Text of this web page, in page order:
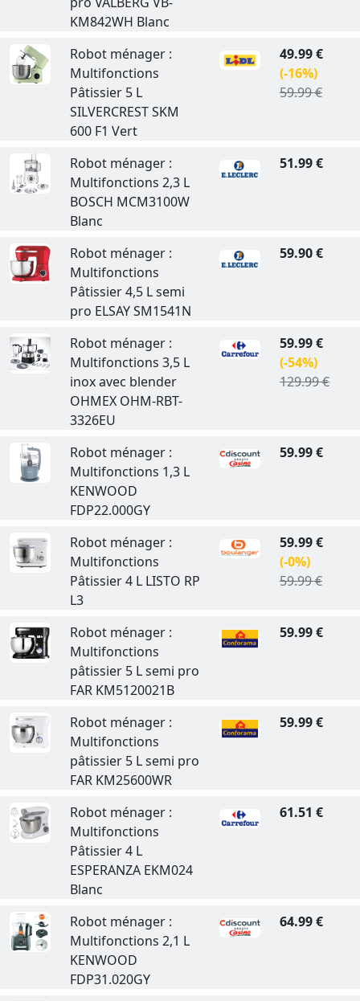
KM842WH Blanc
Robot ménager :
Multifonctions
Pâtissier 5 L
SILVERCREST SKM
600 F1 Vert
49.99 €
(-16%)
59.99 €
Robot ménager :
Multifonctions 2,3 L
BOSCH MCM3100W
Blanc
51.99 €
Robot ménager :
Multifonctions
Pâtissier 4,5 L semi
pro ELSAY SM1541N
59.90 €
Robot ménager :
Multifonctions 3,5 L
inox avec blender
OHMEX OHM-RBT-
3326EU
59.99 €
(-54%)
129.99 €
Robot ménager :
Multifonctions 1,3 L
KENWOOD
FDP22.000GY
59.99 €
Robot ménager :
Multifonctions
Pâtissier 4 L LISTO RP
L3
59.99 €
(-0%)
59.99 €
Robot ménager :
Multifonctions
pâtissier 5 L semi pro
FAR KM5120021B
59.99 €
Robot ménager :
Multifonctions
pâtissier 5 L semi pro
FAR KM25600WR
59.99 €
Robot ménager :
Multifonctions
Pâtissier 4 L
ESPERANZA EKM024
Blanc
61.51 €
Robot ménager :
Multifonctions 2,1 L
KENWOOD
FDP31.020GY
64.99 €